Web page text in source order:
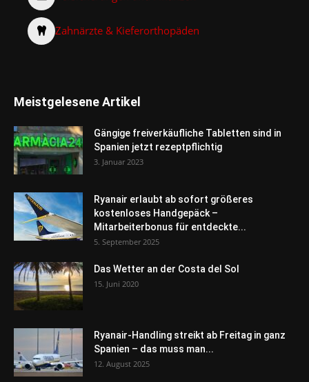
Zahnärzte & Kieferorthopäden
Meistgelesene Artikel
Gängige freiverkäufliche Tabletten sind in
Spanien jetzt rezeptpflichtig
3. Januar 2023
Ryanair erlaubt ab sofort größeres
kostenloses Handgepäck –
Mitarbeiterbonus für entdeckte...
5. September 2025
Das Wetter an der Costa del Sol
15. Juni 2020
Ryanair-Handling streikt ab Freitag in ganz
Spanien – das muss man...
12. August 2025